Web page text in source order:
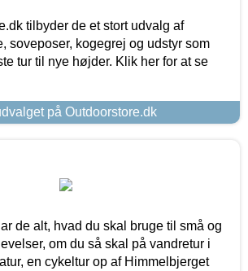
tilbyder de et stort udvalg af
soveposer, kogegrej og udstyr som
tur til nye højder. Klik her for at se
på Outdoorstore.dk
de alt, hvad du skal bruge til små og
om du så skal på vandretur i
en cykeltur op af Himmelbjerget